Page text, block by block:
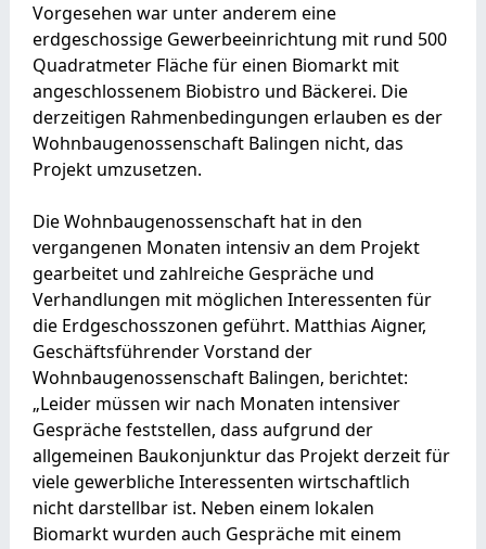
Vorgesehen war unter anderem eine
erdgeschossige Gewerbeeinrichtung mit rund 500
Quadratmeter Fläche für einen Biomarkt mit
angeschlossenem Biobistro und Bäckerei. Die
derzeitigen Rahmenbedingungen erlauben es der
Wohnbaugenossenschaft Balingen nicht, das
Projekt umzusetzen.
Die Wohnbaugenossenschaft hat in den
vergangenen Monaten intensiv an dem Projekt
gearbeitet und zahlreiche Gespräche und
Verhandlungen mit möglichen Interessenten für
die Erdgeschosszonen geführt. Matthias Aigner,
Geschäftsführender Vorstand der
Wohnbaugenossenschaft Balingen, berichtet:
„Leider müssen wir nach Monaten intensiver
Gespräche feststellen, dass aufgrund der
allgemeinen Baukonjunktur das Projekt derzeit für
viele gewerbliche Interessenten wirtschaftlich
nicht darstellbar ist. Neben einem lokalen
Biomarkt wurden auch Gespräche mit einem